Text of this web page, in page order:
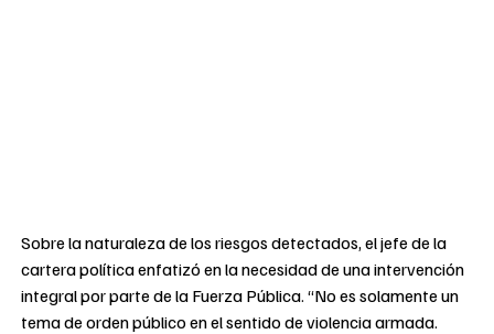
Sobre la naturaleza de los riesgos detectados, el jefe de la
cartera política enfatizó en la necesidad de una intervención
integral por parte de la Fuerza Pública. “No es solamente un
tema de orden público en el sentido de violencia armada.